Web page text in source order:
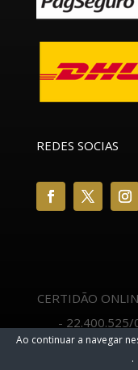
REDES SOCIAS
CERTIDÃO
-
Ao continuar a navegar
.